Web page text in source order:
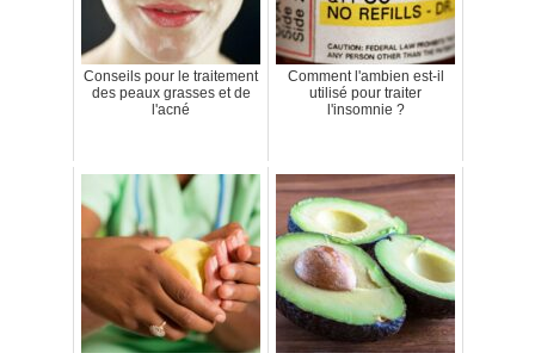
Conseils pour le traitement
des peaux grasses et de
l'acné
Comment l'ambien est-il
utilisé pour traiter
l'insomnie ?